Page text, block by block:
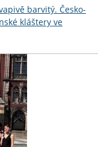
barvitý. Česko-
kláštery ve